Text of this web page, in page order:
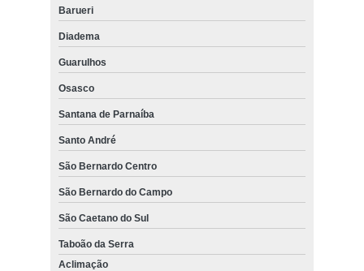
Barueri
Diadema
Guarulhos
Osasco
Santana de Parnaíba
Santo André
São Bernardo Centro
São Bernardo do Campo
São Caetano do Sul
Taboão da Serra
Aclimação